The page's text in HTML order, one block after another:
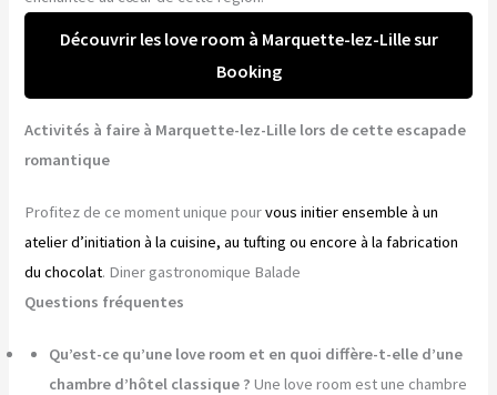
Découvrir les love room à Marquette-lez-Lille sur
Booking
Activités à faire à Marquette-lez-Lille lors de cette escapade
romantique
Profitez de ce moment unique pourvous initier ensemble à un
atelier d’initiation à la cuisine, au tufting ou encore à la fabrication
du chocolat. Diner gastronomique Balade
Questions fréquentes
Qu’est-ce qu’une love room et en quoi diffère-t-elle d’une
chambre d’hôtel classique ? Une love room est une chambre